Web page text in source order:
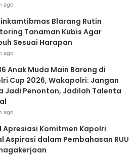
ago
Blarang Rutin
Tanaman Kubis Agar
Sesuai Harapan
ago
Anak Muda Main Bareng di
Cup 2026, Wakapolri: Jangan
Jadi Penonton, Jadilah Talenta
ago
Apresiasi Komitmen Kapolri
Aspirasi dalam Pembahasan RUU